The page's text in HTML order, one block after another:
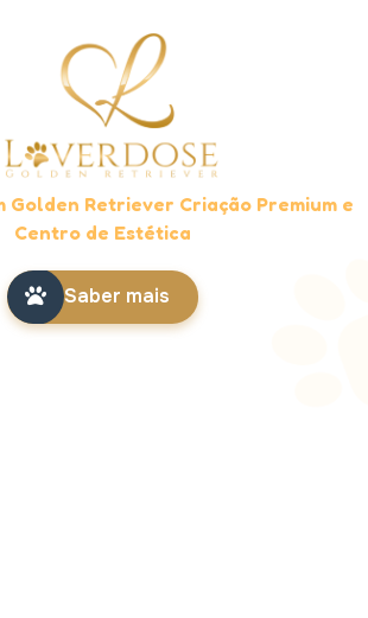
Golden Retriever Criação Premium e
Centro de Estética
Saber mais